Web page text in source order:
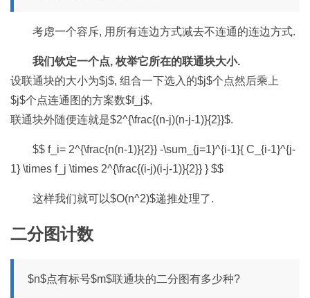
考虑一个容斥, 用所有连边方式减去不连通的连边方式.
我们钦定一个点, 枚举它所在的联通块大小.
设联通块的大小为$j$, 组合一下选入的$j$个点然后乘上
$j$个点连通图的方案数$f_j$,
联通块外随便连就是$2^{\frac{(n-j)(n-j-1)}{2}}$.
$$ f_i= 2^{\frac{n(n-1)}{2}} -\sum_{j=1}^{i-1}{ C_{i-1}^{j-
1} \times f_j \times 2^{\frac{(i-j)(i-j-1)}{2}} } $$
这样我们就可以$O(n^2)$递推处理了.
二分图计数
$n$点有标号$m$联通块的二分图有多少种?